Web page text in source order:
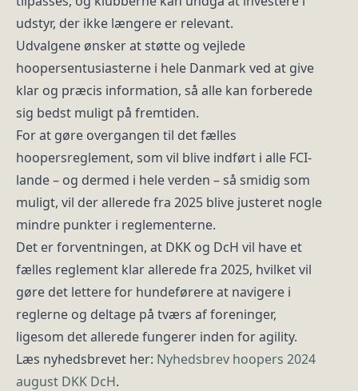
udstyr, der ikke længere er relevant.
Udvalgene ønsker at støtte og vejlede
hoopersentusiasterne i hele Danmark ved at give
klar og præcis information, så alle kan forberede
sig bedst muligt på fremtiden.
For at gøre overgangen til det fælles
hoopersreglement, som vil blive indført i alle FCI-
lande – og dermed i hele verden – så smidig som
muligt, vil der allerede fra 2025 blive justeret nogle
mindre punkter i reglementerne.
Det er forventningen, at DKK og DcH vil have et
fælles reglement klar allerede fra 2025, hvilket vil
gøre det lettere for hundeførere at navigere i
reglerne og deltage på tværs af foreninger,
ligesom det allerede fungerer inden for agility.
Læs nyhedsbrevet her: Nyhedsbrev hoopers 2024
august DKK DcH.